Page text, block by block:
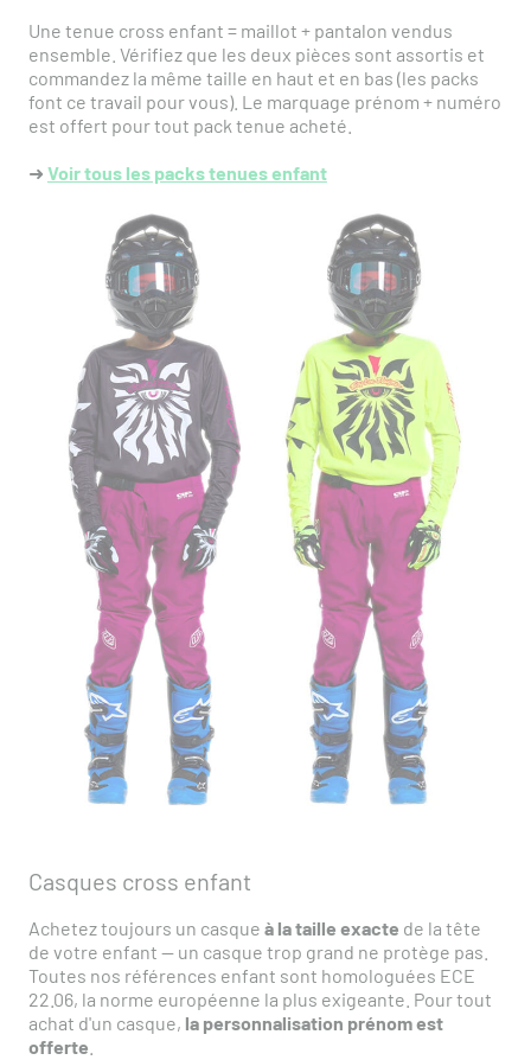
Une tenue cross enfant = maillot + pantalon vendus
ensemble. Vérifiez que les deux pièces sont assortis et
commandez la même taille en haut et en bas (les packs
font ce travail pour vous). Le marquage prénom + numéro
est offert pour tout pack tenue acheté.
➜ Voir tous les packs tenues enfant
Casques cross enfant
Achetez toujours un casque à la taille exacte de la tête
de votre enfant — un casque trop grand ne protège pas.
Toutes nos références enfant sont homologuées ECE
22.06, la norme européenne la plus exigeante. Pour tout
achat d'un casque, la personnalisation prénom est
offerte